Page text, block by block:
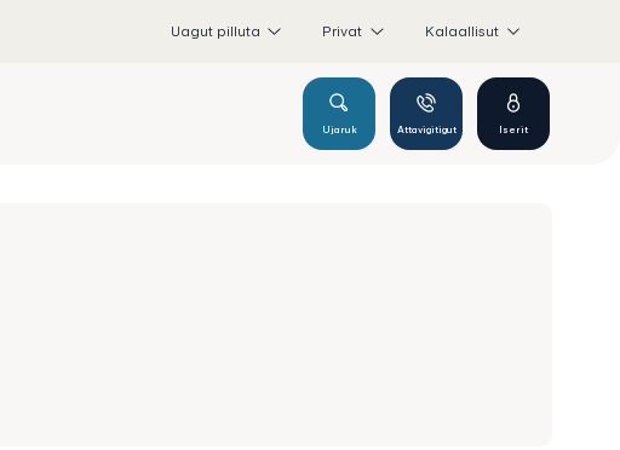
Uagut pilluta Privat Kalaallisut
Ujaruk Attavigitigut Iserit